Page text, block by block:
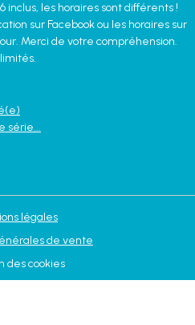
inclus, les horaires sont différents !
sur Facebook ou les horaires sur
Merci de votre compréhension.
série...
légales
de vente
des cookies